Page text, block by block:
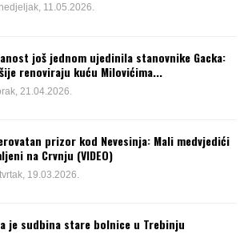
11.05.2026.
još jednom ujedinila stanovnike Gacka:
renoviraju kuću Milovićima...
21.04.2026.
prizor kod Nevesinja: Mali medvjedići
na Crvnju (VIDEO)
19.03.2026.
je sudbina stare bolnice u Trebinju